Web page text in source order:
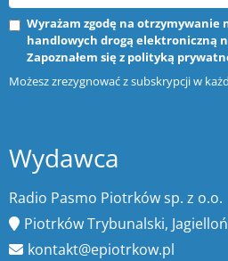
Wyrażam zgodę na
handlowych drogą elektroniczną
Zapoznałem się z polityką
Możesz zrezygnować z subskrypcji w
Wydawca
Radio Pasmo Piotrków sp. z o.o.
Piotrków Trybunalski,
kontakt@epiotrkow.pl